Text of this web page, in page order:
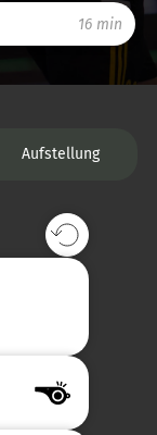
16 min
Aufstellung